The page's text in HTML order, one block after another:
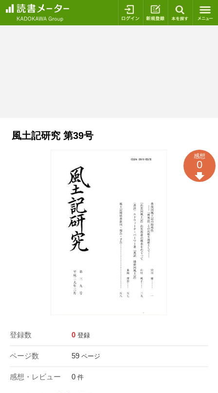
ログイン 新規登録
風土記研究 第39号
登録数 0 登録
ページ数 59 ページ
感想・レビュー 0 件
感想
0